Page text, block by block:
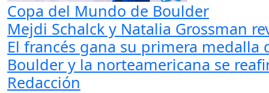
Copa del Mundo de Boulder
Mejdi Schalck y Natalia Grossman
El francés gana su primera
Boulder y la norteamericana se
Redacción